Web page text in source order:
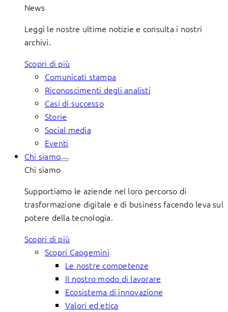
News
Leggi le nostre ultime notizie e consulta i nostri
archivi.
Scopri di più
Comunicati stampa
Riconoscimenti degli analisti
Casi di successo
Storie
Social media
Eventi
Chi siamo
Chi siamo
Supportiamo le aziende nel loro percorso di
trasformazione digitale e di business facendo leva sul
potere della tecnologia.
Scopri di più
Scopri Capgemini
Le nostre competenze
Il nostro modo di lavorare
Ecosistema di innovazione
Valori ed etica